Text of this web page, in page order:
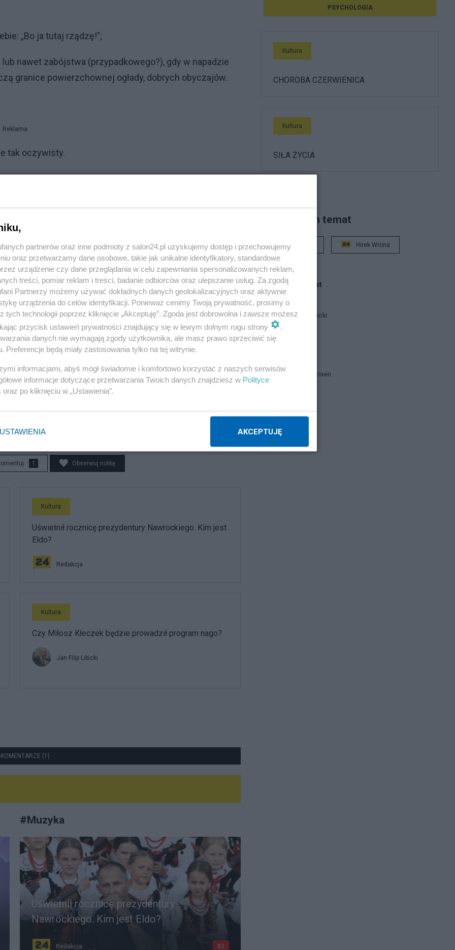
„Bo ja tutaj rządzę!”;
nawet zabójstwa (przypadkowego?), gdy w napadzie
granice powierzchownej ogłady, dobrych obyczajów.
Reklama
tak oczywisty.
z wyglądu jest bardziej podobne do jednego z rodziców (i
to z nierównego udziału genetycznego rodziców
udział genetyczny obojga rodziców w bazie
decydują, które geny w danym dziecku będą
porozumiewania międzyludzkiego sposoby
– i nie są one ustalone, bo następne dziecko może
Reklama
1 Obserwuj notkę
Kultura
Uświetnił rocznicę prezydentury Nawrockiego. Kim jest
Eldo?
Redakcja
Kultura
Czy Miłosz Kłeczek będzie prowadził program nago?
Jan Filip Libicki
KOMENTARZE (1)
#Muzyka
Uświetnił rocznicę prezydentury
Nawrockiego. Kim jest Eldo?
Redakcja 82
PSYCHOLOGIA
Kultura
CHOROBA CZERWIENICA
Kultura
SIŁA ŻYCIA
Piszą na ten temat
Rafał Woś Hirek Wrona
Blogi na ten temat
Jan Filip Libicki
Marcin B. Brixen
partnerów oraz inne podmioty z salon24.pl uzyskujemy dostęp i przechowujemy
oraz przetwarzamy dane osobowe, takie jak unikalne identyfikatory, standardowe
urządzenie czy dane przeglądania w celu zapewniania spersonalizowanych reklam,
treści, pomiar reklam i treści, badanie odbiorców oraz ulepszanie usług. Za zgodą
Partnerzy możemy używać dokładnych danych geolokalizacyjnych oraz aktywnie
urządzenia do celów identyfikacji. Ponieważ cenimy Twoją prywatność, prosimy o
tych technologii poprzez kliknięcie „Akceptuję”. Zgoda jest dobrowolna i zawsze możesz
przycisk ustawień prywatności znajdujący się w lewym dolnym rogu strony
.
danych nie wymagają zgody użytkownika, ale masz prawo sprzeciwić się
Preferencje będą miały zastosowania tylko na tej witrynie.
informacjami, abyś mógł świadomie i komfortowo korzystać z naszych serwisów
informacje dotyczące przetwarzania Twoich danych znajdziesz w Polityce
oraz po kliknięciu w „Ustawienia”.
USTAWIENIA AKCEPTUJĘ